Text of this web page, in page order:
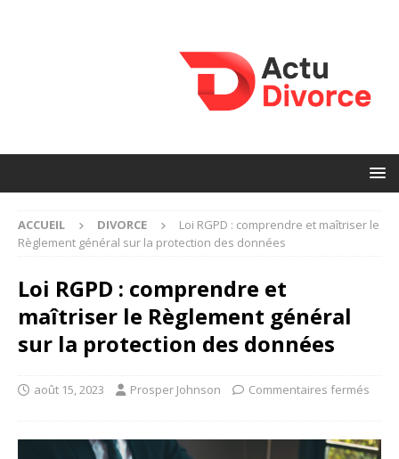
ACCUEIL DIVORCE
Loi RGPD : comprendre et maîtriser le
Règlement général sur la protection des données
Loi RGPD : comprendre et
maîtriser le Règlement général
sur la protection des données
août 15, 2023 Prosper Johnson Commentaires fermés